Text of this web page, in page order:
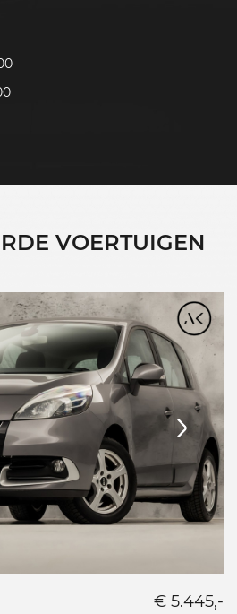
VOERTUIGEN
€ 5.445,-